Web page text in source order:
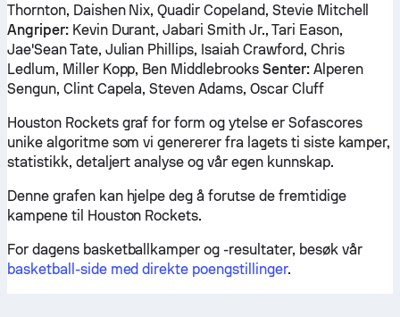
Thornton, Daishen Nix, Quadir Copeland, Stevie Mitchell
Angriper:Kevin Durant, Jabari Smith Jr., Tari Eason,
Jae'Sean Tate, Julian Phillips, Isaiah Crawford, Chris
Ledlum, Miller Kopp, Ben Middlebrooks Senter:Alperen
Sengun, Clint Capela, Steven Adams, Oscar Cluff
Houston Rockets graf for form og ytelse er Sofascores
unike algoritme som vi genererer fra lagets ti siste kamper,
statistikk, detaljert analyse og vår egen kunnskap.
Denne grafen kan hjelpe deg å forutse de fremtidige
kampene til Houston Rockets.
For dagens basketballkamper og -resultater, besøk vår
basketball-side med direkte poengstillinger.